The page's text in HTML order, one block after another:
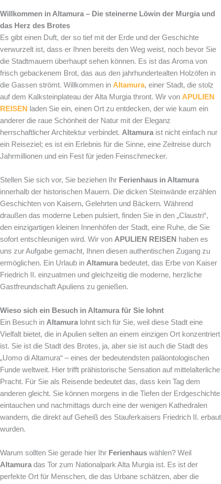
Willkommen in Altamura – Die steinerne Löwin der Murgia und
das Herz des Brotes
Es gibt einen Duft, der so tief mit der Erde und der Geschichte
verwurzelt ist, dass er Ihnen bereits den Weg weist, noch bevor Sie
die Stadtmauern überhaupt sehen können. Es ist das Aroma von
frisch gebackenem Brot, das aus den jahrhundertealten Holzöfen in
die Gassen strömt. Willkommen in Altamura, einer Stadt, die stolz
auf dem Kalksteinplateau der Alta Murgia thront. Wir von APULIEN
REISEN
laden Sie ein, einen Ort zu entdecken, der wie kaum ein
anderer die raue Schönheit der Natur mit der Eleganz
herrschaftlicher Architektur verbindet. Altamura ist nicht einfach nur
ein Reiseziel; es ist ein Erlebnis für die Sinne, eine Zeitreise durch
Jahrmillionen und ein Fest für jeden Feinschmecker.
Stellen Sie sich vor, Sie beziehen Ihr Ferienhaus in Altamura
innerhalb der historischen Mauern. Die dicken Steinwände erzählen
Geschichten von Kaisern, Gelehrten und Bäckern. Während
draußen das moderne Leben pulsiert, finden Sie in den „Claustri“,
den einzigartigen kleinen Innenhöfen der Stadt, eine Ruhe, die Sie
sofort entschleunigen wird. Wir von APULIEN REISEN haben es
uns zur Aufgabe gemacht, Ihnen diesen authentischen Zugang zu
ermöglichen. Ein Urlaub in Altamura bedeutet, das Erbe von Kaiser
Friedrich II. einzuatmen und gleichzeitig die moderne, herzliche
Gastfreundschaft Apuliens zu genießen.
Wieso sich ein Besuch in Altamura für Sie lohnt
Ein Besuch in Altamura lohnt sich für Sie, weil diese Stadt eine
Vielfalt bietet, die in Apulien selten an einem einzigen Ort konzentriert
ist. Sie ist die Stadt des Brotes, ja, aber sie ist auch die Stadt des
„Uomo di Altamura“ – eines der bedeutendsten paläontologischen
Funde weltweit. Hier trifft prähistorische Sensation auf mittelalterliche
Pracht. Für Sie als Reisende bedeutet das, dass kein Tag dem
anderen gleicht. Sie können morgens in die Tiefen der Erdgeschichte
eintauchen und nachmittags durch eine der wenigen Kathedralen
wandern, die direkt auf Geheiß des Stauferkaisers Friedrich II. erbaut
wurden.
Warum sollten Sie gerade hier Ihr Ferienhaus wählen? Weil
Altamura das Tor zum Nationalpark Alta Murgia ist. Es ist der
perfekte Ort für Menschen, die das Urbane schätzen, aber die